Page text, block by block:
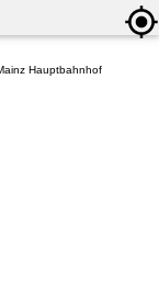
Hauptbahnhof